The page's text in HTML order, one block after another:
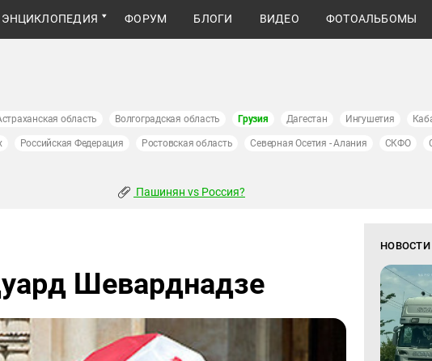
ЭНЦИКЛОПЕДИЯ ФОРУМ БЛОГИ ВИДЕО ФОТОАЛЬБОМЫ
область Волгоградская область Грузия Дагестан Ингушетия
Российская Федерация Ростовская область Северная Осетия - Алания СКФО
Пашинян vs Россия?
Шеварднадзе
НОВОСТИ